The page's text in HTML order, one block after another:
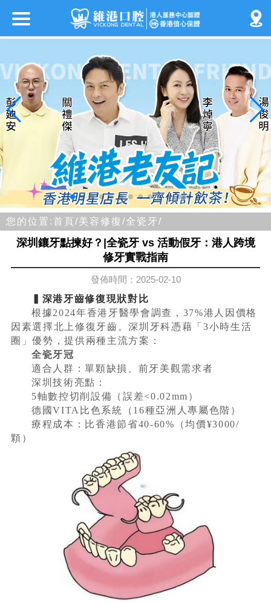
您的位置:首頁/美容修復/全瓷牙/
深圳鑲牙點揀好？|全瓷牙 vs 活動假牙：港人跨境
修牙實戰指南
發佈時間：2025-02-10
▍深港牙齒修復現狀對比
根據2024年香港牙醫學會調查，37%港人因價格
因素選擇北上修復牙齒。深圳牙科憑藉「3小時生活
圈」優勢，提供兩種主流方案：
全瓷牙冠
適合人群：單顆缺損、前牙美觀需求者
深圳技術亮點：
5軸數控切削設備（誤差<0.02mm）
德國VITA比色系統（16種亞洲人專屬色階）
療程成本：比香港節省40-60%（均價¥3000/
顆）